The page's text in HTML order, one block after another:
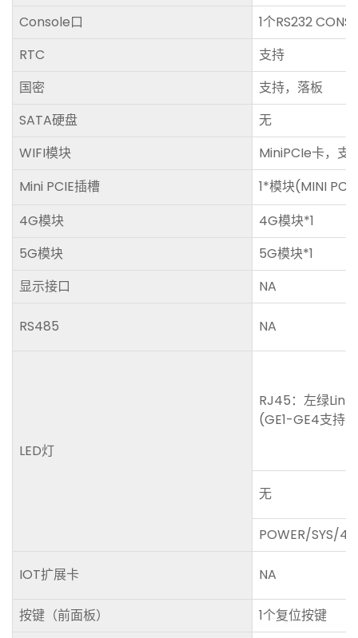
Console口
1个RS232
RTC
支持
国密
支持，落板
SATA硬盘
无
WIFI模块
MiniPCIe卡，支
Mini PCIE插槽
1*模块(MINI
4G模块
4G模块*1
5G模块
5G模块*1
显示接口
NA
RS485 NA
LED灯
RJ45：左绿
(GE1-GE4支持
无
POWER/SYS/
IOT扩展卡 NA
按键（前面板）
1个复位按键